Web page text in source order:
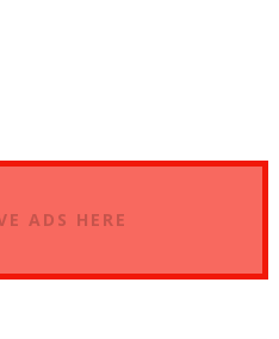
ADS HERE